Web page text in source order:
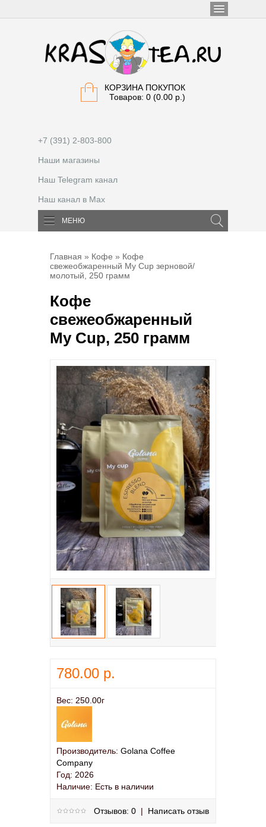
КОРЗИНА ПОКУПОК
Товаров: 0 (0.00 р.)
+7 (391) 2-803-800
Наши магазины
Наш Telegram канал
Наш канал в Max
МЕНЮ
Главная » Кофе » Кофе
свежеобжаренный My Cup зерновой/
молотый, 250 грамм
Кофе
свежеобжаренный
My Cup, 250 грамм
780.00 р.
Вес: 250.00г
Производитель: Golana Coffee
Company
Год: 2026
Наличие: Есть в наличии
Отзывов: 0 | Написать отзыв